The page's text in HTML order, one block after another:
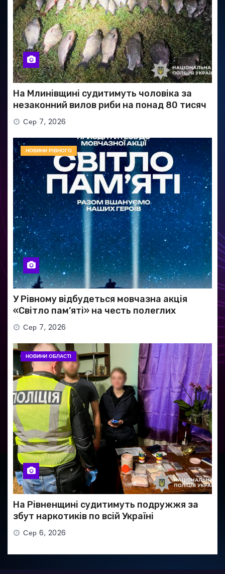
На Млинівщині судитимуть чоловіка за
незаконний вилов риби на понад 80 тисяч
гривень
Сер 7, 2026
НОВИНИ РІВНОГО
У Рівному відбудеться мовчазна акція
«Світло пам’яті» на честь полеглих
Захисників
Сер 7, 2026
НОВИНИ ОБЛАСТІ
На Рівненщині судитимуть подружжя за
збут наркотиків по всій Україні
Сер 6, 2026